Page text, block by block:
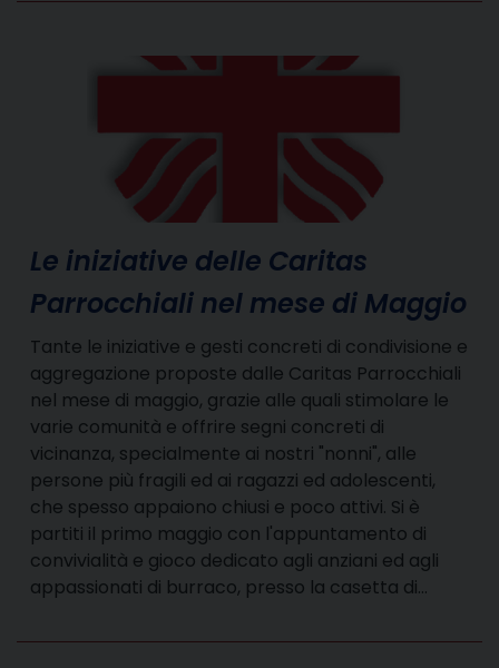
Le iniziative delle Caritas
Parrocchiali nel mese di Maggio
Tante le iniziative e gesti concreti di condivisione e
aggregazione proposte dalle Caritas Parrocchiali
nel mese di maggio, grazie alle quali stimolare le
varie comunità e offrire segni concreti di
vicinanza, specialmente ai nostri "nonni", alle
persone più fragili ed ai ragazzi ed adolescenti,
che spesso appaiono chiusi e poco attivi. Si è
partiti il primo maggio con l'appuntamento di
convivialità e gioco dedicato agli anziani ed agli
appassionati di burraco, presso la casetta di…